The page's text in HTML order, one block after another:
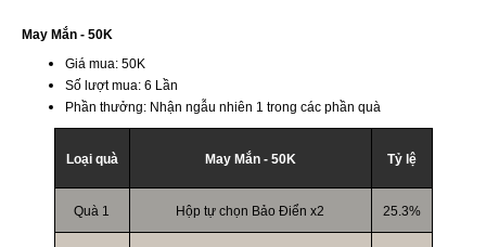
May Mắn - 50K
Giá mua: 50K
Số lượt mua: 6 Lần
Phần thưởng: Nhận ngẫu nhiên 1 trong các phần quà
Loại quà May Mắn - 50K Tỷ lệ
Quà 1 Hộp tự chọn Bảo Điển x2 25.3%